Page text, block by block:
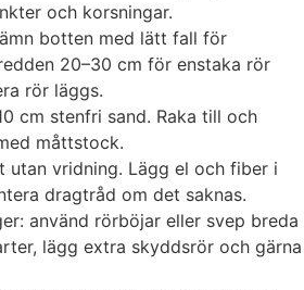
och korsningar.
botten med lätt fall för
20–30 cm för enstaka rör
rör läggs.
cm stenfri sand. Raka till och
måttstock.
utan vridning. Lägg el och fiber i
dragtråd om det saknas.
använd rörböjar eller svep breda
lägg extra skyddsrör och gärna